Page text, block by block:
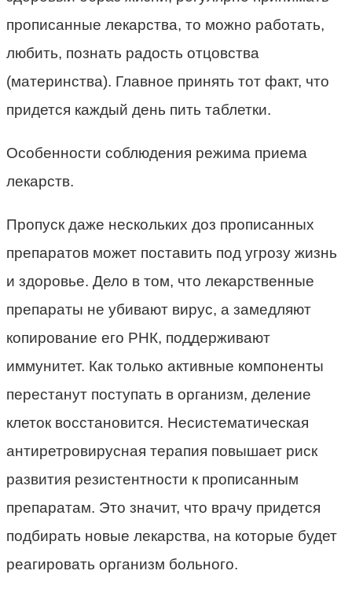
прописанные лекарства, то можно работать,
любить, познать радость отцовства
(материнства). Главное принять тот факт, что
придется каждый день пить таблетки.
Особенности соблюдения режима приема
лекарств.
Пропуск даже нескольких доз прописанных
препаратов может поставить под угрозу жизнь
и здоровье. Дело в том, что лекарственные
препараты не убивают вирус, а замедляют
копирование его РНК, поддерживают
иммунитет. Как только активные компоненты
перестанут поступать в организм, деление
клеток восстановится. Несистематическая
антиретровирусная терапия повышает риск
развития резистентности к прописанным
препаратам. Это значит, что врачу придется
подбирать новые лекарства, на которые будет
реагировать организм больного.